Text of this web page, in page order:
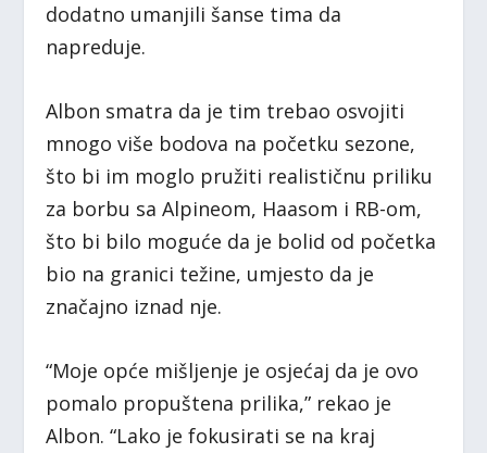
dodatno umanjili šanse tima da
napreduje.
Albon smatra da je tim trebao osvojiti
mnogo više bodova na početku sezone,
što bi im moglo pružiti realističnu priliku
za borbu sa Alpineom, Haasom i RB-om,
što bi bilo moguće da je bolid od početka
bio na granici težine, umjesto da je
značajno iznad nje.
“Moje opće mišljenje je osjećaj da je ovo
pomalo propuštena prilika,” rekao je
Albon. “Lako je fokusirati se na kraj